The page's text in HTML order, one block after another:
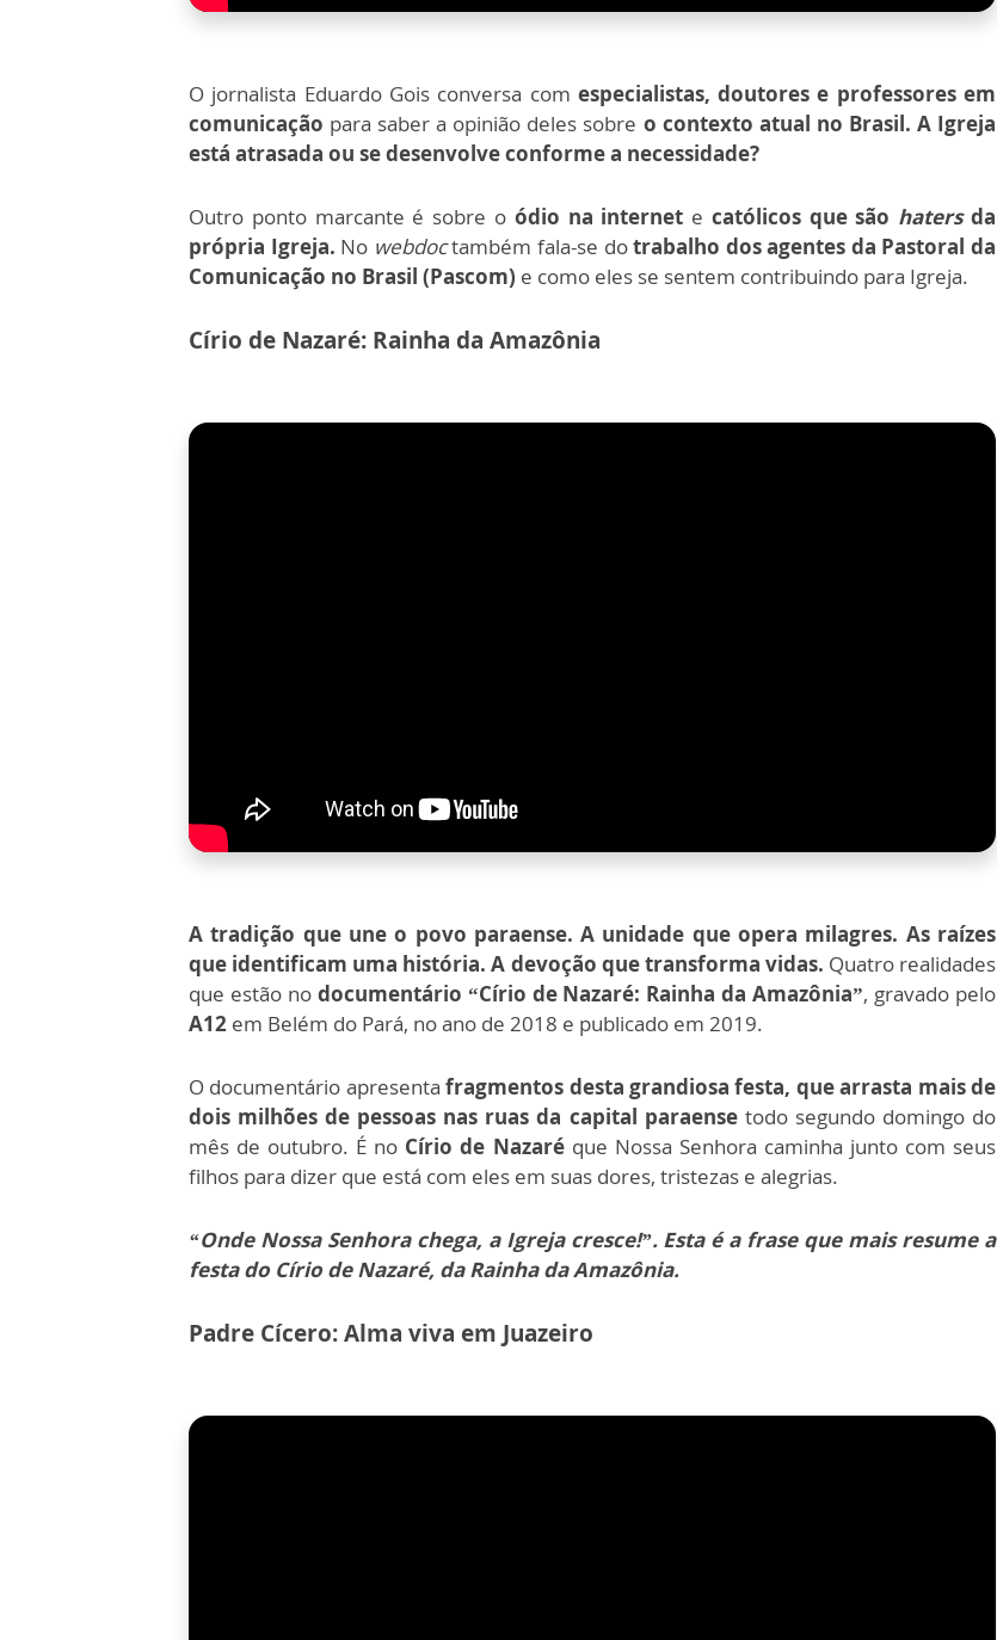
O jornalista Eduardo Gois conversa com especialistas, doutores e professores em
comunicação para saber a opinião deles sobre o contexto atual no Brasil. A Igreja
está atrasada ou se desenvolve conforme a necessidade?
Outro ponto marcante é sobre oódio na internet e católicos que são hatersda
própria Igreja. No webdoctambém fala-se dotrabalho dos agentes da Pastoral da
Comunicação no Brasil (Pascom) e como eles se sentem contribuindo para Igreja.
Círio de Nazaré: Rainha da Amazônia
A tradição que une o povo paraense. A unidade que opera milagres. As raízes
que identificam uma história. A devoção que transforma vidas. Quatro realidades
que estão nodocumentário “Círio de Nazaré: Rainha da Amazônia”, gravado pelo
A12 em Belém do Pará, no ano de 2018 e publicado em 2019.
O documentário apresentafragmentos desta grandiosa festa, que arrasta mais de
dois milhões de pessoas nas ruas da capital paraensetodo segundo domingo do
mês de outubro. É no Círio de Nazaréque Nossa Senhora caminha junto com seus
filhos para dizer que está com eles em suas dores, tristezas e alegrias.
“Onde Nossa Senhora chega, a Igreja cresce!”. Esta é a frase que mais resume a
festa do Círio de Nazaré, da Rainha da Amazônia.
Padre Cícero: Alma viva em Juazeiro